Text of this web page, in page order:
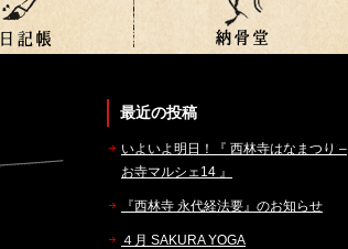
最近の投稿
いよいよ明日！『 西林寺はなまつり –
お寺マルシェ14 』
『西林寺 永代経法要』のお知らせ
４月 SAKURA YOGA